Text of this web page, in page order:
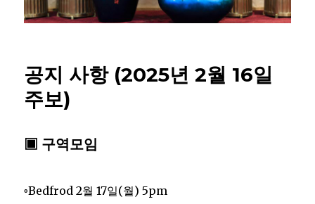
공지 사항 (2025년 2월 16일
주보)
▣ 구역모임
◦Bedfrod 2월 17일(월) 5pm